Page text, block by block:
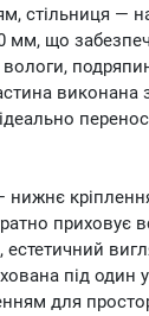
стільниця —
мм, що
вологи,
виконана
нижнє
приховує
під один
для